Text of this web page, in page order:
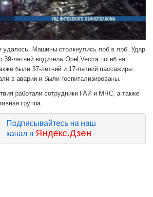
удалось. Машины столкнулись лоб в лоб. Удар
39-летний водитель Opel Vectra погиб на
были 37-летний и 17-летний пассажиры.
в аварии и были госпитализированы.
работали сотрудники ГАИ и МЧС, а также
группа.
Подписывайтесь на наш
канал в Яндекс.Дзен